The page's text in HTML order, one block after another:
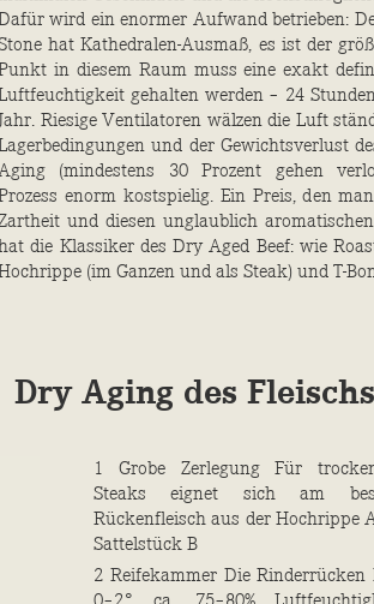
wird ein enormer Aufwand betrieben:
hat Kathedralen-Ausmaß, es ist der
in diesem Raum muss eine exakt
gehalten werden – 24
Riesige Ventilatoren wälzen die Luft
und der Gewichtsverlust
(mindestens 30 Prozent gehen
enorm kostspielig. Ein Preis, den
und diesen unglaublich aromatischen
die Klassiker des Dry Aged Beef: wie
(im Ganzen und als Steak) und T-
Dry Aging des Fleischs
1 Grobe Zerlegung Für
Steaks eignet sich am
Rückenfleisch aus der Hochrippe
Sattelstück B
2Reifekammer Die Rinderrücken